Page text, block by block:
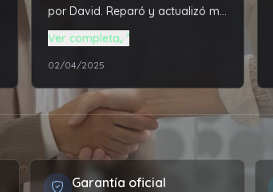
por David. Reparó y actualizó mi
notebook que tenía mas de 3
años en desuso, dejándola con
un rendimiento mucho mayor al
que traía de fábrica.
Ver completa
02/04/2025
Garantía oficial